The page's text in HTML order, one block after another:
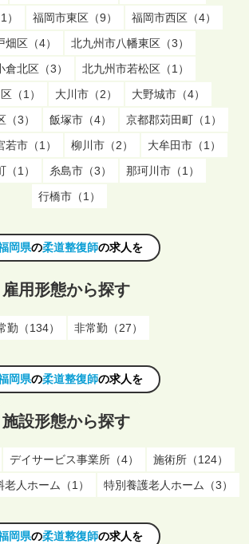
福岡市東区（9）
福岡市西区（4）
区（4）
北九州市八幡東区（3）
北区（3）
北九州市若松区（1）
（1）
大川市（2）
大野城市（4）
3）
飯塚市（4）
京都郡苅田町（1）
若市（1） 柳川市（2）
大牟田市（1）
1）
糸島市（3）
那珂川市（1）
行橋市（1）
岡県の柔道整復師の求人を
雇用形態から探す
勤（134） 非常勤（27）
岡県の柔道整復師の求人を
施設形態から探す
デイサービス事業所（4）
施術所（124）
老人ホーム（1） 特別養護老人ホーム（3）
岡県の柔道整復師の求人を